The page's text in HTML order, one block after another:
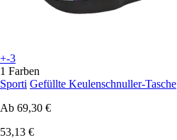
+-3
1 Farben
Sporti Gefüllte Keulenschnuller-Tasche
Ab 69,30 €
53,13 €